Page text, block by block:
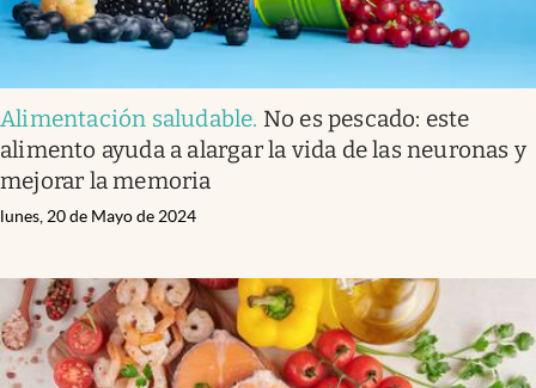
Alimentación saludable. No es pescado: este
alimento ayuda a alargar la vida de las neuronas y
mejorar la memoria
lunes, 20 de Mayo de 2024